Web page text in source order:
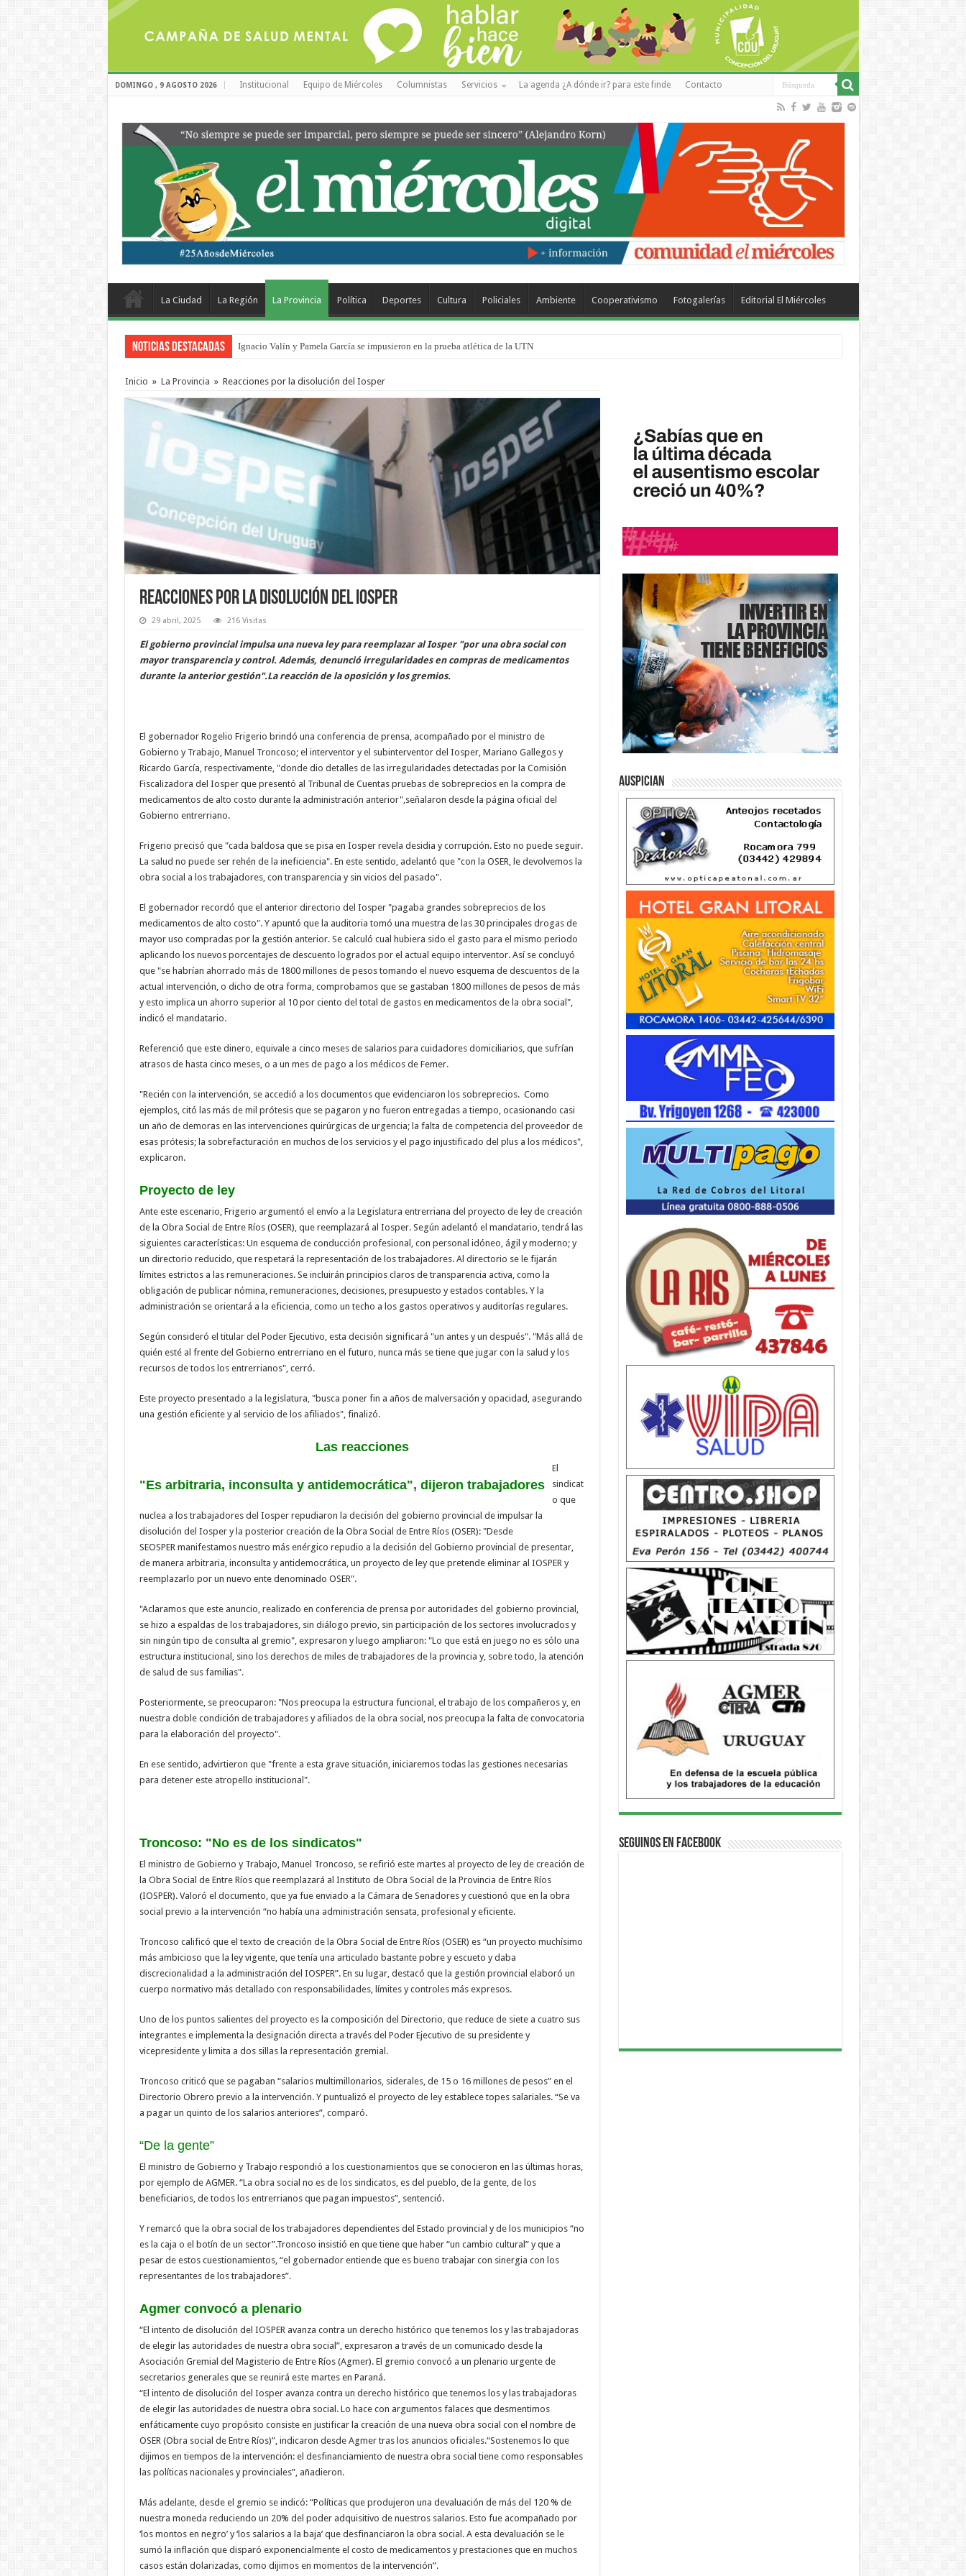
DOMINGO , 9 AGOSTO 2026 Institucional Equipo de Miércoles Columnistas Servicios La agenda ¿A dónde ir? para este finde Contacto
La Ciudad La Región La Provincia Política Deportes Cultura Policiales Ambiente Cooperativismo Fotogalerías Editorial El Miércoles
Noticias Destacadas Ignacio Valín y Pamela García se impusieron en la prueba atlética de la UTN
Inicio » La Provincia » Reacciones por la disolución del Iosper
Reacciones por la disolución del Iosper
29 abril, 2025 216 Visitas
El gobierno provincial impulsa una nueva ley para reemplazar al Iosper "por una obra social con
mayor transparencia y control. Además, denunció irregularidades en compras de medicamentos
durante la anterior gestión".La reacción de la oposición y los gremios.
El gobernador Rogelio Frigerio brindó una conferencia de prensa, acompañado por el ministro de
Gobierno y Trabajo, Manuel Troncoso; el interventor y el subinterventor del Iosper, Mariano Gallegos y
Ricardo García, respectivamente, "donde dio detalles de las irregularidades detectadas por la Comisión
Fiscalizadora del Iosper que presentó al Tribunal de Cuentas pruebas de sobreprecios en la compra de
medicamentos de alto costo durante la administración anterior",señalaron desde la página oficial del
Gobierno entrerriano.
Frigerio precisó que "cada baldosa que se pisa en Iosper revela desidia y corrupción. Esto no puede seguir.
La salud no puede ser rehén de la ineficiencia". En este sentido, adelantó que "con la OSER, le devolvemos la
obra social a los trabajadores, con transparencia y sin vicios del pasado".
El gobernador recordó que el anterior directorio del Iosper "pagaba grandes sobreprecios de los
medicamentos de alto costo". Y apuntó que la auditoria tomó una muestra de las 30 principales drogas de
mayor uso compradas por la gestión anterior. Se calculó cual hubiera sido el gasto para el mismo periodo
aplicando los nuevos porcentajes de descuento logrados por el actual equipo interventor. Así se concluyó
que "se habrían ahorrado más de 1800 millones de pesos tomando el nuevo esquema de descuentos de la
actual intervención, o dicho de otra forma, comprobamos que se gastaban 1800 millones de pesos de más
y esto implica un ahorro superior al 10 por ciento del total de gastos en medicamentos de la obra social",
indicó el mandatario.
Referenció que este dinero, equivale a cinco meses de salarios para cuidadores domiciliarios, que sufrían
atrasos de hasta cinco meses, o a un mes de pago a los médicos de Femer.
"Recién con la intervención, se accedió a los documentos que evidenciaron los sobreprecios. Como
ejemplos, citó las más de mil prótesis que se pagaron y no fueron entregadas a tiempo, ocasionando casi
un año de demoras en las intervenciones quirúrgicas de urgencia; la falta de competencia del proveedor de
esas prótesis; la sobrefacturación en muchos de los servicios y el pago injustificado del plus a los médicos",
explicaron.
Proyecto de ley
Ante este escenario, Frigerio argumentó el envío a la Legislatura entrerriana del proyecto de ley de creación
de la Obra Social de Entre Ríos (OSER), que reemplazará al Iosper. Según adelantó el mandatario, tendrá las
siguientes características: Un esquema de conducción profesional, con personal idóneo, ágil y moderno; y
un directorio reducido, que respetará la representación de los trabajadores. Al directorio se le fijarán
límites estrictos a las remuneraciones. Se incluirán principios claros de transparencia activa, como la
obligación de publicar nómina, remuneraciones, decisiones, presupuesto y estados contables. Y la
administración se orientará a la eficiencia, como un techo a los gastos operativos y auditorías regulares.
Según consideró el titular del Poder Ejecutivo, esta decisión significará "un antes y un después". "Más allá de
quién esté al frente del Gobierno entrerriano en el futuro, nunca más se tiene que jugar con la salud y los
recursos de todos los entrerrianos", cerró.
Este proyecto presentado a la legislatura, "busca poner fin a años de malversación y opacidad, asegurando
una gestión eficiente y al servicio de los afiliados", finalizó.
Las reacciones
"Es arbitraria, inconsulta y antidemocrática", dijeron trabajadores
El
sindicat
o que
nuclea a los trabajadores del Iosper repudiaron la decisión del gobierno provincial de impulsar la
disolución del Iosper y la posterior creación de la Obra Social de Entre Ríos (OSER): "Desde
SEOSPER manifestamos nuestro más enérgico repudio a la decisión del Gobierno provincial de presentar,
de manera arbitraria, inconsulta y antidemocrática, un proyecto de ley que pretende eliminar al IOSPER y
reemplazarlo por un nuevo ente denominado OSER".
"Aclaramos que este anuncio, realizado en conferencia de prensa por autoridades del gobierno provincial,
se hizo a espaldas de los trabajadores, sin diálogo previo, sin participación de los sectores involucrados y
sin ningún tipo de consulta al gremio", expresaron y luego ampliaron: "Lo que está en juego no es sólo una
estructura institucional, sino los derechos de miles de trabajadores de la provincia y, sobre todo, la atención
de salud de sus familias".
Posteriormente, se preocuparon: "Nos preocupa la estructura funcional, el trabajo de los compañeros y, en
nuestra doble condición de trabajadores y afiliados de la obra social, nos preocupa la falta de convocatoria
para la elaboración del proyecto".
En ese sentido, advirtieron que "frente a esta grave situación, iniciaremos todas las gestiones necesarias
para detener este atropello institucional".
Troncoso: "No es de los sindicatos"
El ministro de Gobierno y Trabajo, Manuel Troncoso, se refirió este martes al proyecto de ley de creación de
la Obra Social de Entre Ríos que reemplazará al Instituto de Obra Social de la Provincia de Entre Ríos
(IOSPER). Valoró el documento, que ya fue enviado a la Cámara de Senadores y cuestionó que en la obra
social previo a la intervención “no había una administración sensata, profesional y eficiente.
Troncoso calificó que el texto de creación de la Obra Social de Entre Ríos (OSER) es “un proyecto muchísimo
más ambicioso que la ley vigente, que tenía una articulado bastante pobre y escueto y daba
discrecionalidad a la administración del IOSPER”. En su lugar, destacó que la gestión provincial elaboró un
cuerpo normativo más detallado con responsabilidades, límites y controles más expresos.
Uno de los puntos salientes del proyecto es la composición del Directorio, que reduce de siete a cuatro sus
integrantes e implementa la designación directa a través del Poder Ejecutivo de su presidente y
vicepresidente y limita a dos sillas la representación gremial.
Troncoso criticó que se pagaban “salarios multimillonarios, siderales, de 15 o 16 millones de pesos” en el
Directorio Obrero previo a la intervención. Y puntualizó el proyecto de ley establece topes salariales. “Se va
a pagar un quinto de los salarios anteriores”, comparó.
“De la gente”
El ministro de Gobierno y Trabajo respondió a los cuestionamientos que se conocieron en las últimas horas,
por ejemplo de AGMER. “La obra social no es de los sindicatos, es del pueblo, de la gente, de los
beneficiarios, de todos los entrerrianos que pagan impuestos”, sentenció.
Y remarcó que la obra social de los trabajadores dependientes del Estado provincial y de los municipios “no
es la caja o el botín de un sector”.Troncoso insistió en que tiene que haber “un cambio cultural” y que a
pesar de estos cuestionamientos, “el gobernador entiende que es bueno trabajar con sinergia con los
representantes de los trabajadores”.
Agmer convocó a plenario
“El intento de disolución del IOSPER avanza contra un derecho histórico que tenemos los y las trabajadoras
de elegir las autoridades de nuestra obra social”, expresaron a través de un comunicado desde la
Asociación Gremial del Magisterio de Entre Ríos (Agmer). El gremio convocó a un plenario urgente de
secretarios generales que se reunirá este martes en Paraná.
“El intento de disolución del Iosper avanza contra un derecho histórico que tenemos los y las trabajadoras
de elegir las autoridades de nuestra obra social. Lo hace con argumentos falaces que desmentimos
enfáticamente cuyo propósito consiste en justificar la creación de una nueva obra social con el nombre de
OSER (Obra social de Entre Ríos)”, indicaron desde Agmer tras los anuncios oficiales.“Sostenemos lo que
dijimos en tiempos de la intervención: el desfinanciamiento de nuestra obra social tiene como responsables
las políticas nacionales y provinciales”, añadieron.
Más adelante, desde el gremio se indicó: “Políticas que produjeron una devaluación de más del 120 % de
nuestra moneda reduciendo un 20% del poder adquisitivo de nuestros salarios. Esto fue acompañado por
‘los montos en negro’ y ‘los salarios a la baja’ que desfinanciaron la obra social. A esta devaluación se le
sumó la inflación que disparó exponencialmente el costo de medicamentos y prestaciones que en muchos
casos están dolarizadas, como dijimos en momentos de la intervención”.
Auspician
Seguinos en Facebook